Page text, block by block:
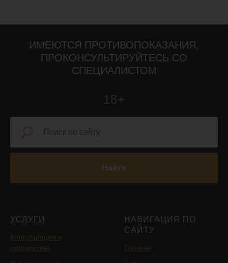
ИМЕЮТСЯ ПРОТИВОПОКАЗАНИЯ,
ПРОКОНСУЛЬТИРУЙТЕСЬ СО
СПЕЦИАЛИСТОМ
18+
Найти
УСЛУГИ
Консультация и
диагностика
НАВИГАЦИЯ ПО
САЙТУ
Главная